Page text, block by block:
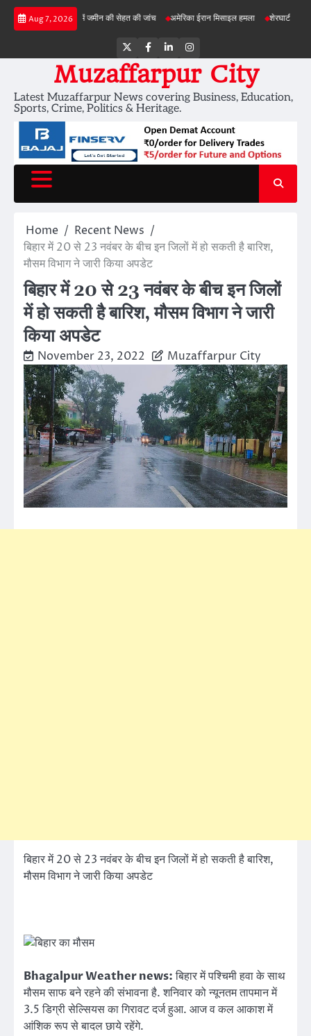
Skip
Aug 7, 2026
परियोजनाओं में जमीन की सेहत की जांच अमेरिका ईरान मिसाइल हमला शेरघाटी छात्रा दुष्कर्म
Twitter
Facebook
LinkedInInstagram
Muzaffarpur City
Latest Muzaffarpur News covering Business, Education,
Sports, Crime, Politics & Heritage.
Home
Recent News
बिहार में 20 से 23 नवंबर के बीच इन जिलों में हो सकती है बारिश,
मौसम विभाग ने जारी किया अपडेट
बिहार में 20 से 23 नवंबर के बीच इन जिलों
में हो सकती है बारिश, मौसम विभाग ने जारी
किया अपडेट
November 23, 2022 Muzaffarpur City
बिहार में 20 से 23 नवंबर के बीच इन जिलों में हो सकती है बारिश,
मौसम विभाग ने जारी किया अपडेट
Bhagalpur Weather news:बिहार में पश्चिमी हवा के साथ
मौसम साफ बने रहने की संभावना है. शनिवार को न्यूनतम तापमान में
3.5 डिग्री सेल्सियस का गिरावट दर्ज हुआ. आज व कल आकाश में
आंशिक रूप से बादल छाये रहेंगे.